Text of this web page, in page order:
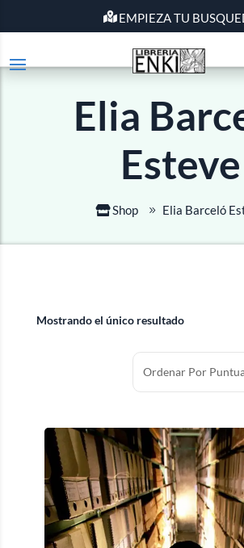
EMPIEZA TU
Elia
Esteve
Shop Elia Barceló
Mostrando el único resultado